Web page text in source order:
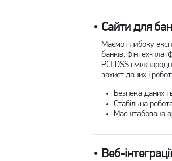
Сайти для
Маємо глибоку
банків, фінтех-
PCI DSS і
захист даних і
Безпека даних і
Стабільна
Масштабована
Веб-